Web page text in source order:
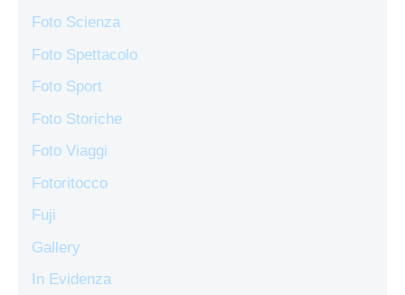
Foto Scienza
Foto Spettacolo
Foto Sport
Foto Storiche
Foto Viaggi
Fotoritocco
Fuji
Gallery
In Evidenza